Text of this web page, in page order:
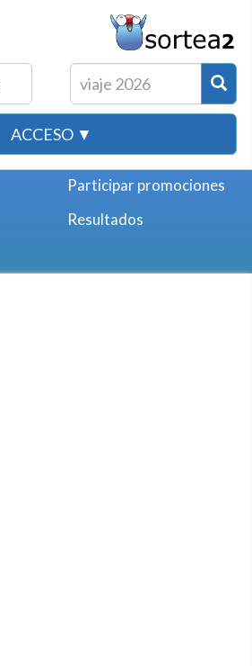
ACCESO ▼
Participar promociones
Resultados